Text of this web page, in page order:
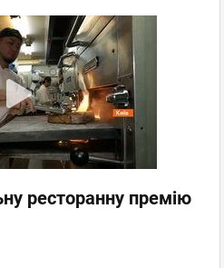
ресторанну премію